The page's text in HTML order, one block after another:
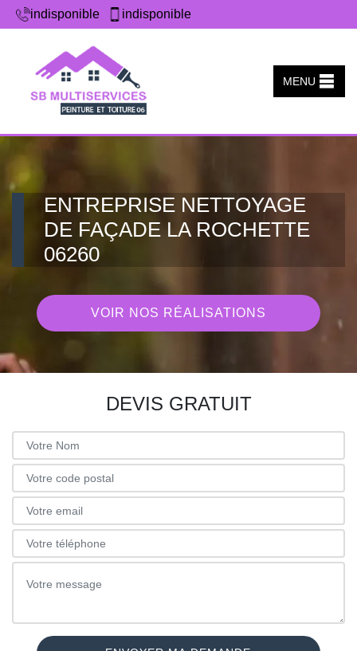
indisponible indisponible
MENU
ENTREPRISE NETTOYAGE
DE FAÇADE LA ROCHETTE
06260
VOIR NOS RÉALISATIONS
DEVIS GRATUIT